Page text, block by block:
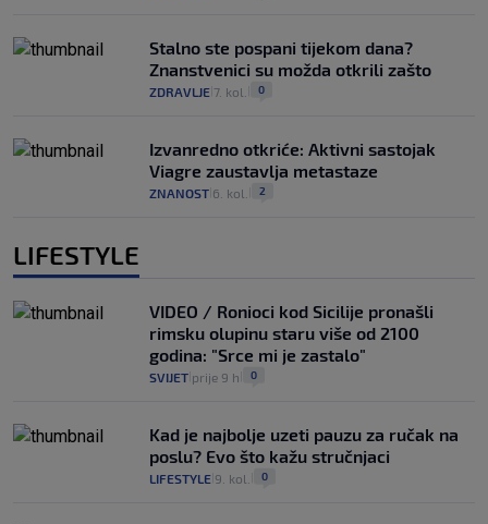
Stalno ste pospani tijekom dana?
Znanstvenici su možda otkrili zašto
ZDRAVLJE 7. kol. 0
Izvanredno otkriće: Aktivni sastojak
Viagre zaustavlja metastaze
ZNANOST 6. kol. 2
LIFESTYLE
VIDEO / Ronioci kod Sicilije pronašli
rimsku olupinu staru više od 2100
godina: "Srce mi je zastalo"
SVIJET prije 9 h 0
Kad je najbolje uzeti pauzu za ručak na
poslu? Evo što kažu stručnjaci
LIFESTYLE 9. kol. 0